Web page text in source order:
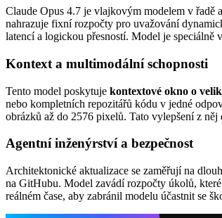
Claude Opus 4.7 je vlajkovým modelem v
nahrazuje fixní rozpočty pro uvažování
latencí a logickou přesností. Model je
Kontext a multimodální schopnosti
Tento model poskytuje kontextové okno o
nebo kompletních repozitářů kódu v jedné
obrázků až do 2576 pixelů. Tato vylepšení z
Agentní inženýrství a bezpečnost
Architektonické aktualizace se zaměřují na
na GitHubu. Model zavádí rozpočty úkolů,
reálném čase, aby zabránil modelu účastnit se